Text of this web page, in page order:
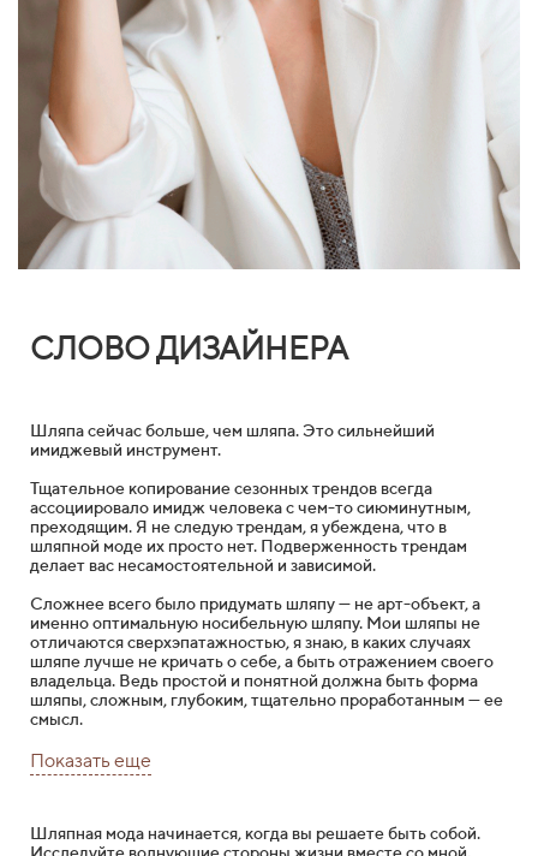
СЛОВО ДИЗАЙНЕРА
Шляпа сейчас больше, чем шляпа. Это сильнейший
имиджевый инструмент.
Тщательное копирование сезонных трендов всегда
ассоциировало имидж человека с чем-то сиюминутным,
преходящим. Я не следую трендам, я убеждена, что в
шляпной моде их просто нет. Подверженность трендам
делает вас несамостоятельной и зависимой.
Cложнее всего было придумать шляпу — не арт-объект, а
именно оптимальную носибельную шляпу. Мои шляпы не
отличаются сверхэпатажностью, я знаю, в каких случаях
шляпе лучше не кричать о себе, а быть отражением своего
владельца. Ведь простой и понятной должна быть форма
шляпы, сложным, глубоким, тщательно проработанным — ее
смысл.
Показать еще
Шляпная мода начинается, когда вы решаете быть собой.
Исследуйте волнующие стороны жизни вместе со мной.